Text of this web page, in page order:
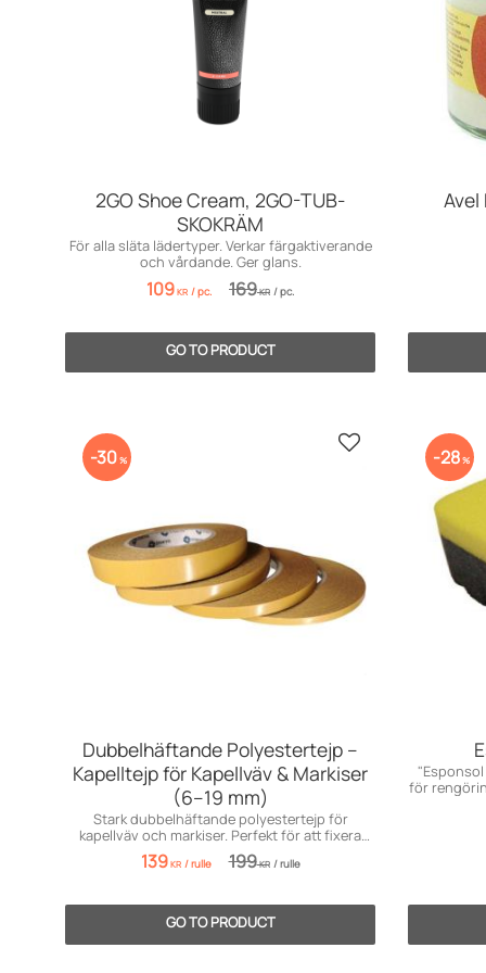
2GO Shoe Cream, 2GO-TUB-
SKOKRÄM
För alla släta lädertyper. Verkar färgaktiverande
och vårdande. Ger glans.
109KR /pc. 169KR /pc.
Avel
Dubbelhäftande Polyestertejp –
Kapelltejp för Kapellväv & Markiser
(6–19 mm)
Stark dubbelhäftande polyestertejp för
kapellväv och markiser. Perfekt för att fixera
tyget innan sömnad. Ej för kapellfönster.
139KR /rulle 199KR /rulle
30% Add to favorites
för
28%